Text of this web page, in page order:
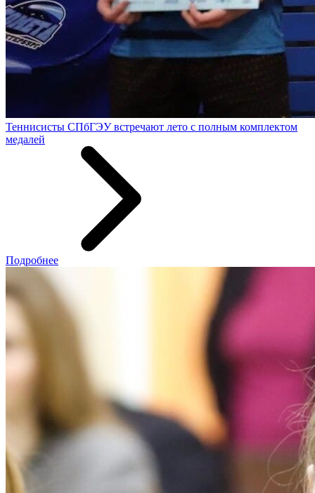
Теннисисты СПбГЭУ встречают лето с полным комплектом
медалей
Подробнее